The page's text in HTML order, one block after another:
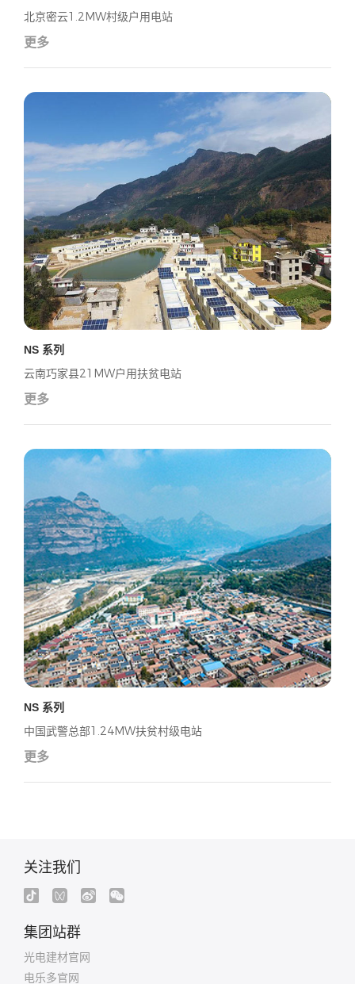
北京密云1.2MW村级户用电站
更多
NS 系列
云南巧家县21MW户用扶贫电站
更多
NS 系列
中国武警总部1.24MW扶贫村级电站
更多
关注我们
集团站群
光电建材官网
电乐多官网